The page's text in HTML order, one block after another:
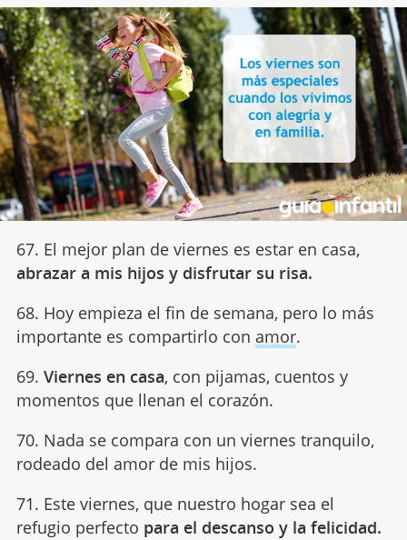
67. El mejor plan de viernes es estar en casa,
abrazar a mis hijos y disfrutar su risa.
68. Hoy empieza el fin de semana, pero lo más
importante es compartirlo con amor.
69. Viernes en casa, con pijamas, cuentos y
momentos que llenan el corazón.
70. Nada se compara con un viernes tranquilo,
rodeado del amor de mis hijos.
71. Este viernes, que nuestro hogar sea el
refugio perfecto para el descanso y la felicidad.